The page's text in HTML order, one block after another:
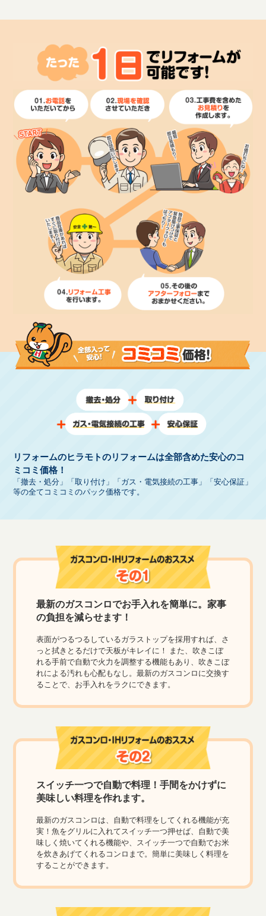
リフォームのヒラモトのリフォームは全部含めた安心のコ
ミコミ価格！
「撤去・処分」「取り付け」「ガス・電気接続の工事」「安心保証」
等の全てコミコミのパック価格です。
最新のガスコンロでお手入れを簡単に。家事
の負担を減らせます！
表面がつるつるしているガラストップを採用すれば、さ
っと拭きとるだけで天板がキレイに！ また、吹きこぼ
れる手前で自動で火力を調整する機能もあり、吹きこぼ
れによる汚れも心配もなし。最新のガスコンロに交換す
ることで、お手入れをラクにできます。
スイッチ一つで自動で料理！手間をかけずに
美味しい料理を作れます。
最新のガスコンロは、自動で料理をしてくれる機能が充
実！魚をグリルに入れてスイッチ一つ押せば、自動で美
味しく焼いてくれる機能や、スイッチ一つで自動でお米
を炊きあげてくれるコンロまで。簡単に美味しく料理を
することができます。